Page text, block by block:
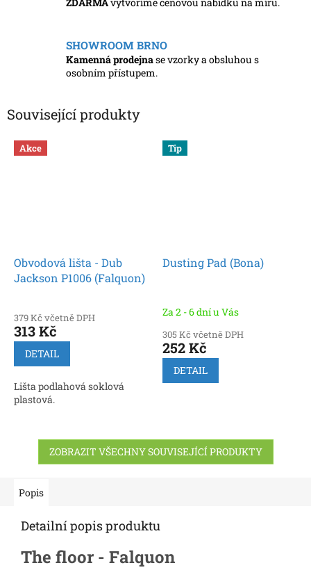
ZDARMAvytvoříme cenovou nabídku na míru.
SHOWROOM BRNO
Kamenná prodejnase vzorky a obsluhou s
osobním přístupem.
Související produkty
Akce
Obvodová lišta - Dub
Jackson P1006 (Falquon)
379 Kč včetně DPH
313 Kč
DETAIL
Lišta podlahová soklová
plastová.
Tip
Dusting Pad (Bona)
Za 2 - 6 dní u Vás
305 Kč včetně DPH
252 Kč
DETAIL
ZOBRAZIT VŠECHNY SOUVISEJÍCÍ PRODUKTY
Popis
Detailní popis produktu
The floor - Falquon